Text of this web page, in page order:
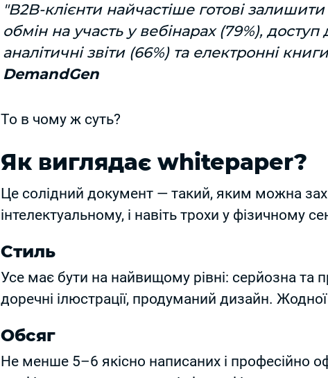
"B2B-клієнти найчастіше готові залишити
обмін на участь у вебінарах (79%),
аналітичні звіти (66%) та електронні
DemandGen
То в чому ж суть?
Як виглядає whitepaper?
Це солідний документ — такий, яким можна
інтелектуальному, і навіть трохи у фізичному
Стиль
Усе має бути на найвищому рівні: серйозна та
доречні ілюстрації, продуманий дизайн.
Обсяг
Не менше 5–6 якісно написаних і професійно